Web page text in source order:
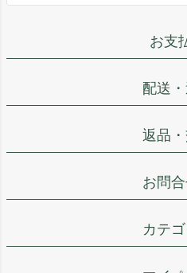
お支
配送
返品
お問
カテ